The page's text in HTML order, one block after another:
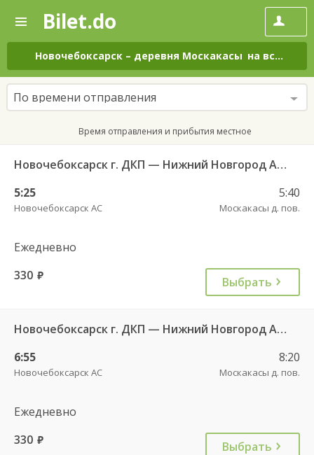
—
Поиск
и
покупка
билетов
на
автобус
онлайн
Bilet.do
Новочебоксарск – деревня Москакасы на все дни
По времени отправления
Время отправления и прибытия местное
Новочебоксарск г. ДКП — Нижний Новгород АВ Канавинский 7233
5:25
Новочебоксарск АС
5:40
Москакасы д. пов.
Ежедневно
330 руб. Выбрать
Новочебоксарск г. ДКП — Нижний Новгород АВ Канавинский 7938
6:55
Новочебоксарск АС
8:20
Москакасы д. пов.
Ежедневно
330 руб. Выбрать